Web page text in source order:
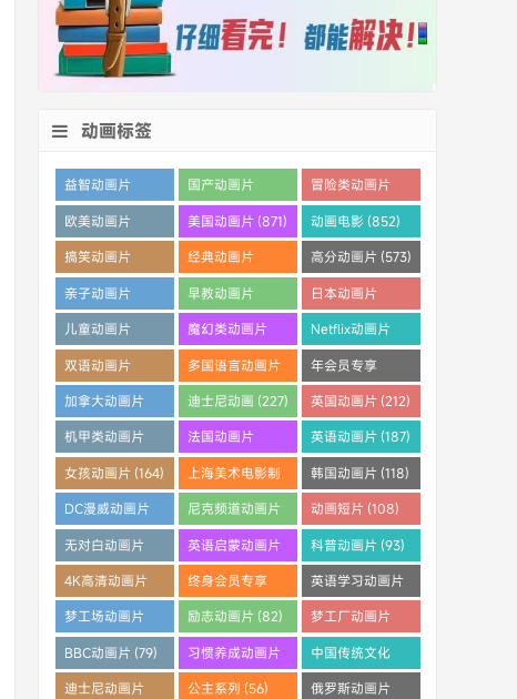
动画标签
益智动画片
(1530)
国产动画片
(1359)
冒险类动画片
(1260)
欧美动画片
(1016)
美国动画片 (871) 动画电影 (852)
搞笑动画片
(825)
经典动画片
(694)
高分动画片 (573)
亲子动画片
(389)
早教动画片
(386)
日本动画片
(359)
儿童动画片
(350)
魔幻类动画片
(286)
Netflix动画片
(280)
双语动画片
(253)
多国语言动画片
(242)
年会员专享
(233)
加拿大动画片
(228)
迪士尼动画 (227) 英国动画片 (212)
机甲类动画片
(205)
法国动画片
(204)
英语动画片 (187)
女孩动画片 (164)
上海美术电影制
片厂 (121)
韩国动画片 (118)
DC漫威动画片
(112)
尼克频道动画片
(108)
动画短片 (108)
无对白动画片
(96)
英语启蒙动画片
(95)
科普动画片 (93)
4K高清动画片
(91)
终身会员专享
(88)
英语学习动画片
(83)
梦工场动画片
(83)
励志动画片 (82)
梦工厂动画片
(81)
BBC动画片 (79)
习惯养成动画片
(64)
中国传统文化
(61)
迪士尼动画片
公主系列 (56)
俄罗斯动画片